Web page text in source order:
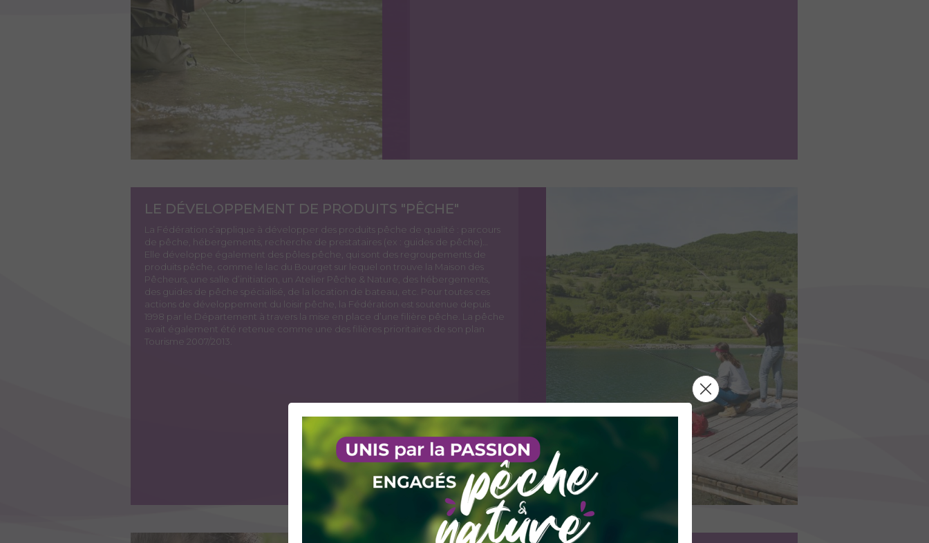
LE DÉVELOPPEMENT DE PRODUITS "PÊCHE"
La Fédération s’applique à développer des produits pêche de qualité : parcours
de pêche, hébergements, recherche de prestataires (ex : guides de pêche)…
Elle développe également des pôles pêche, qui sont des regroupements de
produits pêche, comme le lac du Bourget sur lequel on trouve la Maison des
Pêcheurs, une salle d’initiation, un Atelier Pêche & Nature, des hébergements,
des guides de pêche spécialisé, de la location de bateau, etc. Pour toutes ces
actions de développement du loisir pêche, la Fédération est soutenue depuis
1998 par le Département à travers la mise en place d’une filière pêche. La pêche
avait également été retenue comme une des filières prioritaires de son plan
Tourisme 2007/2013.